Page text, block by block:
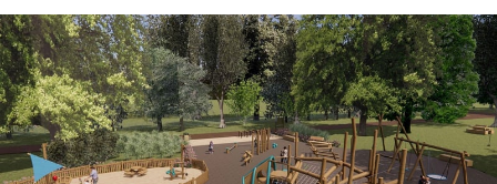
Kliknij, aby powiększyć